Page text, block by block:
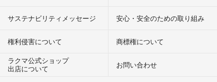
サステナビリティメッセージ 安心・安全のための取り組み
権利侵害について
商標権について
ラクマ公式ショップ
出店について
お問い合わせ